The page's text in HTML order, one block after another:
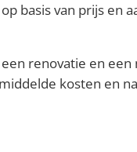
basis van prijs en
renovatie en een
kosten en